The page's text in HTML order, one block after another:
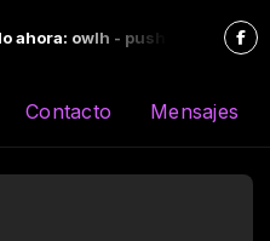
P
Contacto Mensajes